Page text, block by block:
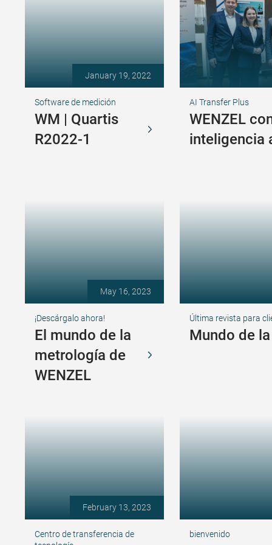
January 19, 2022
Software de medición
WM | Quartis
R2022-1
AI Transfer Plus
WENZEL
inteligencia
May 16, 2023
¡Descárgalo ahora!
El mundo de la
metrología de
WENZEL
Última revista para
Mundo de
February 13, 2023
Centro de transferencia de
bienvenido